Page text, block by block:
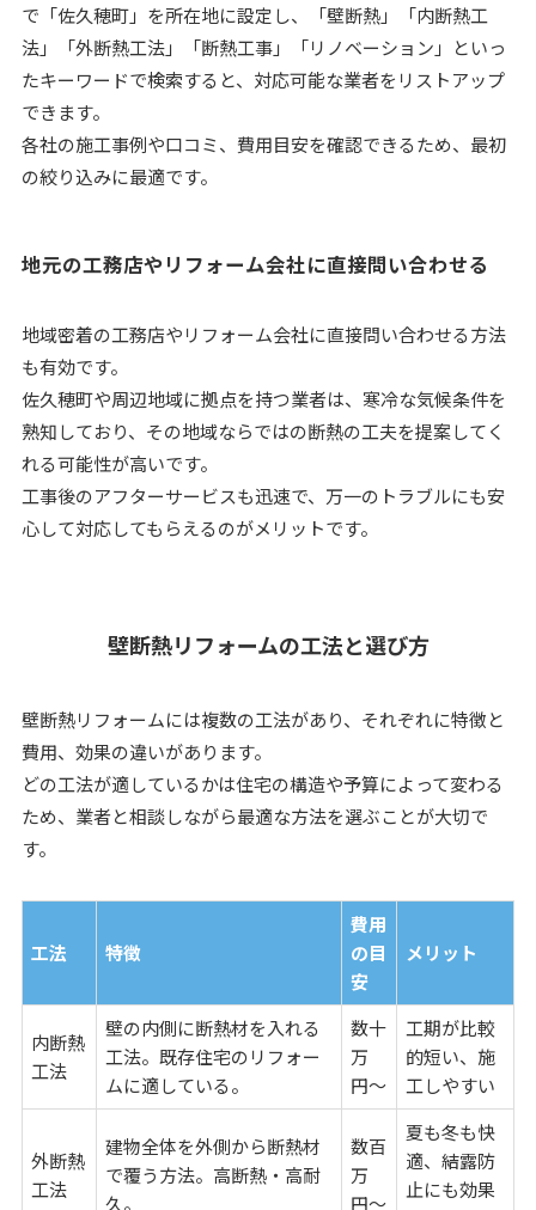
で「佐久穂町」を所在地に設定し、「壁断熱」「内断熱工
法」「外断熱工法」「断熱工事」「リノベーション」といっ
たキーワードで検索すると、対応可能な業者をリストアップ
できます。
各社の施工事例や口コミ、費用目安を確認できるため、最初
の絞り込みに最適です。
地元の工務店やリフォーム会社に直接問い合わせる
地域密着の工務店やリフォーム会社に直接問い合わせる方法
も有効です。
佐久穂町や周辺地域に拠点を持つ業者は、寒冷な気候条件を
熟知しており、その地域ならではの断熱の工夫を提案してく
れる可能性が高いです。
工事後のアフターサービスも迅速で、万一のトラブルにも安
心して対応してもらえるのがメリットです。
壁断熱リフォームの工法と選び方
壁断熱リフォームには複数の工法があり、それぞれに特徴と
費用、効果の違いがあります。
どの工法が適しているかは住宅の構造や予算によって変わる
ため、業者と相談しながら最適な方法を選ぶことが大切で
す。
工法 特徴
費用
の目
安
メリット
内断熱
工法
壁の内側に断熱材を入れる
工法。既存住宅のリフォー
ムに適している。
数十
万
円〜
工期が比較
的短い、施
工しやすい
外断熱
工法
建物全体を外側から断熱材
で覆う方法。高断熱・高耐
久。
数百
万
円〜
夏も冬も快
適、結露防
止にも効果